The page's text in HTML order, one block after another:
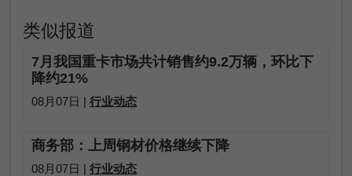
类似报道
7月我国重卡市场共计销售约9.2万辆，环比下
降约21%
08月07日 | 行业动态
商务部：上周钢材价格继续下降
08月07日 | 行业动态